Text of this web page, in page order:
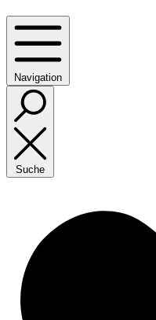
Navigation
Suche